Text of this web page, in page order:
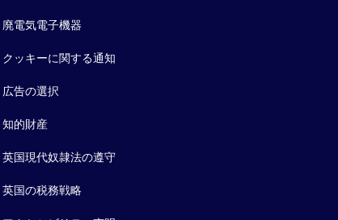
廃電気電子機器
クッキーに関する通知
広告の選択
知的財産
英国現代奴隷法の遵守
英国の税務戦略